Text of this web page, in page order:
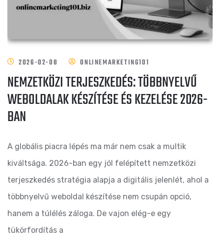
2026-02-08 ONLINEMARKETING101
NEMZETKÖZI TERJESZKEDÉS: TÖBBNYELVŰ
WEBOLDALAK KÉSZÍTÉSE ÉS KEZELÉSE 2026-
BAN
A globális piacra lépés ma már nem csak a multik
kiváltsága. 2026-ban egy jól felépített nemzetközi
terjeszkedés stratégia alapja a digitális jelenlét, ahol a
többnyelvű weboldal készítése nem csupán opció,
hanem a túlélés záloga. De vajon elég-e egy
tükörfordítás a